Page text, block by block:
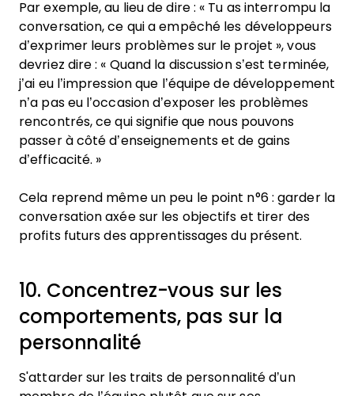
Par exemple, au lieu de dire : « Tu as interrompu la
conversation, ce qui a empêché les développeurs
d’exprimer leurs problèmes sur le projet », vous
devriez dire : « Quand la discussion s’est terminée,
j’ai eu l’impression que l’équipe de développement
n’a pas eu l’occasion d’exposer les problèmes
rencontrés, ce qui signifie que nous pouvons
passer à côté d’enseignements et de gains
d’efficacité. »
Cela reprend même un peu le point n°6 : garder la
conversation axée sur les objectifs et tirer des
profits futurs des apprentissages du présent.
10. Concentrez-vous sur les
comportements, pas sur la
personnalité
S'attarder sur les traits de personnalité d’un